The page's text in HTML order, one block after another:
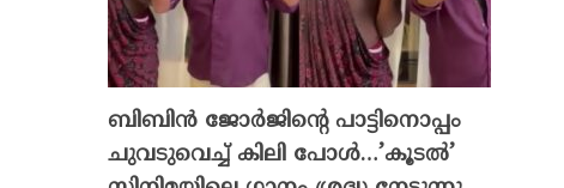
ബിബിൻ ജോർജിന്റെ പാട്ടിനൊപ്പം
ചുവടുവെച്ച് കിലി പോൾ…’കൂടൽ’